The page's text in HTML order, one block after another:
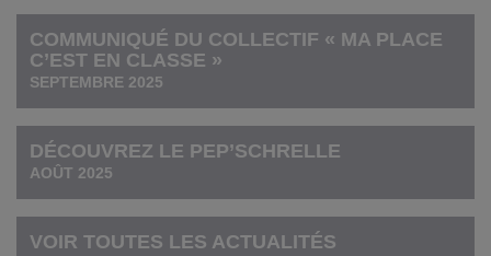
COMMUNIQUÉ DU COLLECTIF « MA PLACE
C’EST EN CLASSE »
SEPTEMBRE 2025
DÉCOUVREZ LE PEP’SCHRELLE
AOÛT 2025
VOIR TOUTES LES ACTUALITÉS